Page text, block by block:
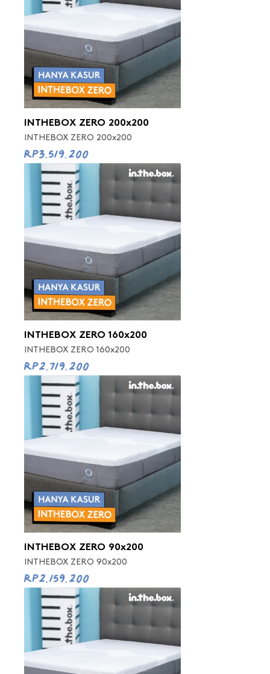
INTHEBOX ZERO 200x200
INTHEBOX ZERO 200x200
Rp3.519.200
INTHEBOX ZERO 160x200
INTHEBOX ZERO 160x200
Rp2.719.200
INTHEBOX ZERO 90x200
INTHEBOX ZERO 90x200
Rp2.159.200